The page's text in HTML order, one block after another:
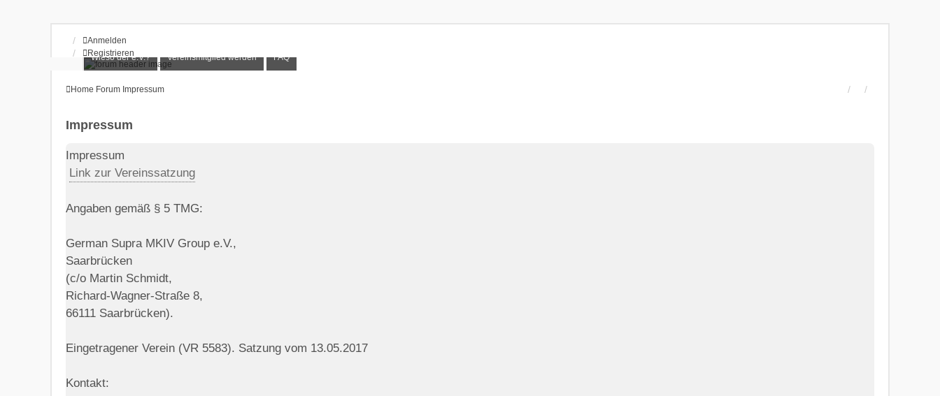
Anmelden
Registrieren
Wieso der e.V.? Vereinsmitglied werden FAQ
Home Forum Impressum
Impressum
Impressum
Link zur Vereinssatzung
Angaben gemäß § 5 TMG:
German Supra MKIV Group e.V.,
Saarbrücken
(c/o Martin Schmidt,
Richard-Wagner-Straße 8,
66111 Saarbrücken).
Eingetragener Verein (VR 5583). Satzung vom 13.05.2017
Kontakt: